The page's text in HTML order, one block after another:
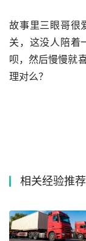
故事里三眼哥很
关，这没人陪着
呗，然后慢慢就
理对么？
相关经验推荐